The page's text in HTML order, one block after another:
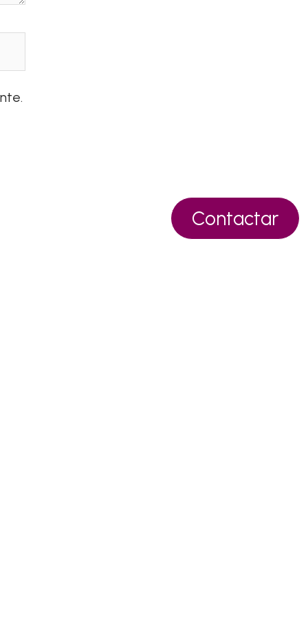
Contactar